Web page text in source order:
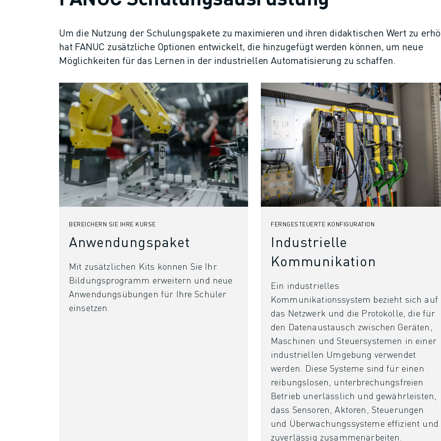
UNSERE STANDORTE
GESTALTEN SIE IHRE ZUKUNFT MIT FANUC
JETZT BEWERBEN » KARRIEREPORTAL
Um die Nutzung der Schulungspakete zu maximieren und ihren didaktischen Wert zu
hat FANUC zusätzliche Optionen entwickelt, die hinzugefügt werden können, um neue
Möglichkeiten für das Lernen in der industriellen Automatisierung zu schaffen.
BEREICHERN SIE IHRE KURSE
Anwendungspaket
Mit zusätzlichen Kits können Sie Ihr
Bildungsprogramm erweitern und neue
Anwendungsübungen für Ihre Schüler
einsetzen.
FERNGESTEUERTE KONFIGURATION
Industrielle
Kommunikation
Ein industrielles
Kommunikationssystem bezieht sich auf
das Netzwerk und die Protokolle, die für
den Datenaustausch zwischen Geräten,
Maschinen und Steuersystemen in einer
industriellen Umgebung verwendet
werden. Diese Systeme sind für einen
reibungslosen, unterbrechungsfreien
Betrieb unerlässlich und gewährleisten,
dass Sensoren, Aktoren, Steuerungen
und Überwachungssysteme effizient und
zuverlässig zusammenarbeiten.